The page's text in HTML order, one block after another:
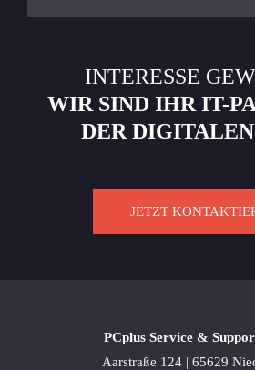
INTERESSE
WIR SIND IHR IT-
DER
JETZT
PCplus Service &
Aarstraße 124 | 65629